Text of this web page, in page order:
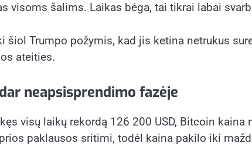
visoms šalims. Laikas bėga, tai tikrai labai
šiol Trumpo požymis, kad jis ketina netrukus
ateities.
neapsisprendimo fazėje
visų laikų rekordą 126 200 USD, Bitcoin kaina
paklausos sritimi, todėl kaina pakilo iki